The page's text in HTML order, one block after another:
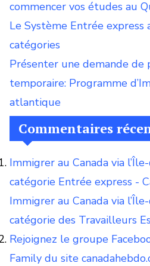
commencer vos études au
Le Système Entrée express
catégories
Présenter une demande de
temporaire: Programme
atlantique
Commentaires
Immigrer au Canada via
catégorie Entrée express -
Immigrer au Canada via
catégorie des Travailleurs
Rejoignez le groupe
Family du site